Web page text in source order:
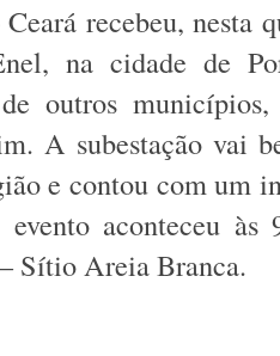
recebeu, nesta
na cidade de
outros
A subestação vai
e contou com um
aconteceu
Sítio Areia Branca.